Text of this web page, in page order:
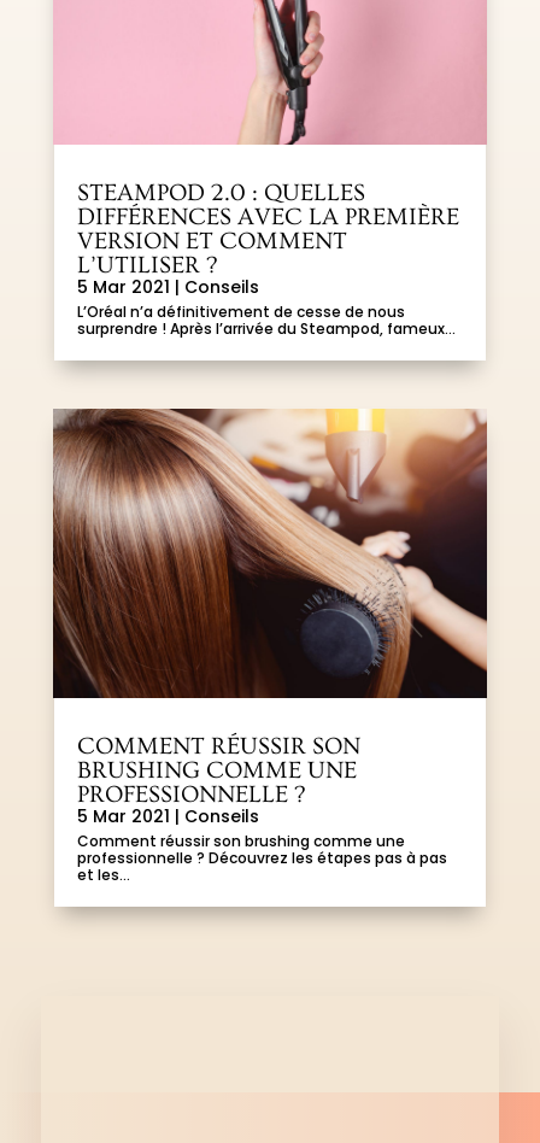
STEAMPOD 2.0 : QUELLES
DIFFÉRENCES AVEC LA PREMIÈRE
VERSION ET COMMENT
L’UTILISER ?
5 Mar 2021 | Conseils
L’Oréal n’a définitivement de cesse de nous
surprendre ! Après l’arrivée du Steampod, fameux...
COMMENT RÉUSSIR SON
BRUSHING COMME UNE
PROFESSIONNELLE ?
5 Mar 2021 | Conseils
Comment réussir son brushing comme une
professionnelle ? Découvrez les étapes pas à pas
et les...